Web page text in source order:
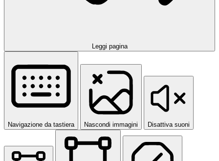
Leggi pagina
Navigazione da tastiera Nascondi immagini Disattiva suoni